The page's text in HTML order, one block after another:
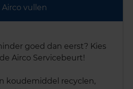
Airco vullen
goed dan eerst? Kies
Airco Servicebeurt!
koudemiddel recyclen,